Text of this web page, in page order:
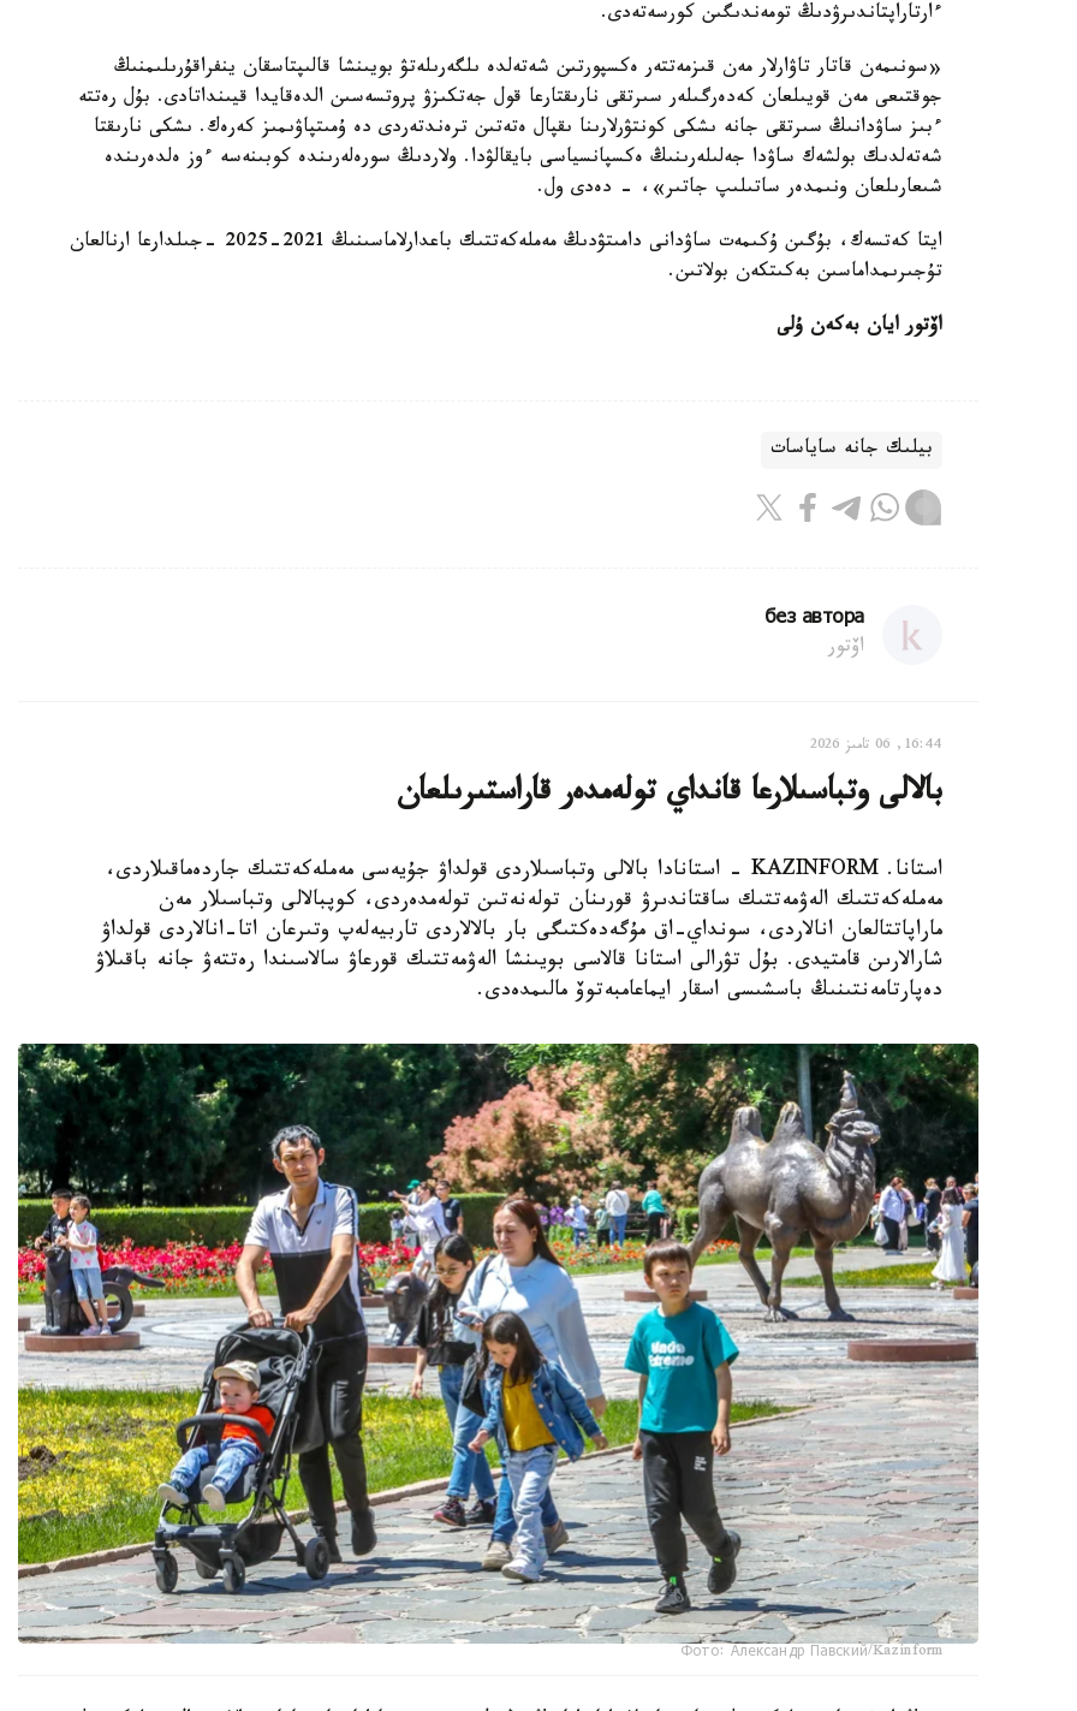
ءارتاراپتاندىرۋدىڭ تومەندىگىن كورسەتەدى.
«سونىمەن قاتار تاۋارلار مەن قىزمەتتەر ەكسپورتىن شەتەلدە ىلگەرىلەتۋ بويىنشا قالىپتاسقان ينفراقۇرىلىمنىڭ
جوقتىعى مەن قويىلعان كەدەرگىلەر سىرتقى نارىقتارعا قول جەتكىزۋ پروتسەسىن الدەقايدا قيىنداتادى. بۇل رەتتە
ءبىز ساۋدانىڭ سىرتقى جانە ىشكى كونتۋرلارىنا ىقپال ەتەتىن ترەندتەردى دە ۇمىتپاۋىمىز كەرەك. ىشكى نارىقتا
شەتەلدىك بولشەك ساۋدا جەلىلەرىنىڭ ەكسپانسياسى بايقالۋدا. ولاردىڭ سورەلەرىندە كوبىنەسە ءوز ەلدەرىندە
شىعارىلعان ونىمدەر ساتىلىپ جاتىر»، - دەدى ول.
ايتا كەتسەك، بۇگىن ۇكىمەت ساۋدانى دامىتۋدىڭ مەملەكەتتىك باعدارلاماسىنىڭ 2021-2025 -جىلدارعا ارنالعان
تۇجىرىمداماسىن بەكىتكەن بولاتىن.
اۆتور ايان بەكەن ۇلى
بيلىك جانە ساياسات
без автора
اۆتور
16:44, 06 تامىز 2026
بالالى وتباسىلارعا قانداي تولەمدەر قاراستىرىلعان
استانا. KAZINFORM - استانادا بالالى وتباسىلاردى قولداۋ جۇيەسى مەملەكەتتىك جاردەماقىلاردى،
مەملەكەتتىك الەۋمەتتىك ساقتاندىرۋ قورىنان تولەنەتىن تولەمدەردى، كوپبالالى وتباسىلار مەن
ماراپاتتالعان انالاردى، سونداي-اق مۇگەدەكتىگى بار بالالاردى تاربيەلەپ وتىرعان اتا-انالاردى قولداۋ
شارالارىن قامتيدى. بۇل تۋرالى استانا قالاسى بويىنشا الەۋمەتتىك قورعاۋ سالاسىندا رەتتەۋ جانە باقىلاۋ
دەپارتامەنتىنىڭ باسشىسى اسقار ايماعامبەتوۆ مالىمدەدى.
Фото: Александр Павский/Kazinform